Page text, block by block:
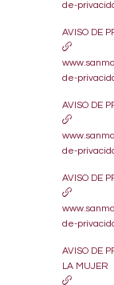
de-
AVISO DE
de-
AVISO DE
de-
AVISO DE
de-
AVISO DE
LA MUJER